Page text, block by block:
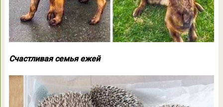
Счастливая семья ежей